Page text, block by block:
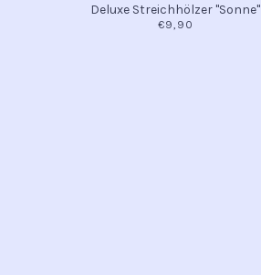
Deluxe Streichhölzer "Sonne"
€9,90